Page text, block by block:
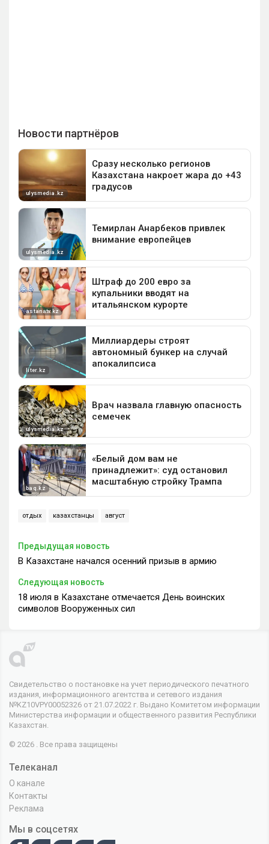
отдых казахстанцы август
Предыдущая новость
В Казахстане начался осенний призыв в армию
Следующая новость
18 июля в Казахстане отмечается День воинских
символов Вооруженных сил
Свидетельство о постановке на учет периодического печатного
издания, информационного агентства и сетевого издания
№KZ10VPY00052326 от 21.07.2022 г. Выдано Комитетом информации
Министерства информации и общественного развития Республики
Казахстан.
© 2026 . Все права защищены
Телеканал
О канале
Контакты
Реклама
Мы в соцсетях